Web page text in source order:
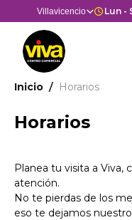
al
contenido
principal
Selector
de
centros
comerciales
Estás en:
Estás en
Villavicencio Lun -
Ruta
de
navegación
Inicio Horarios
Horarios
Planea tu visita a Viva,
atención.
No te pierdas de los
eso te dejamos